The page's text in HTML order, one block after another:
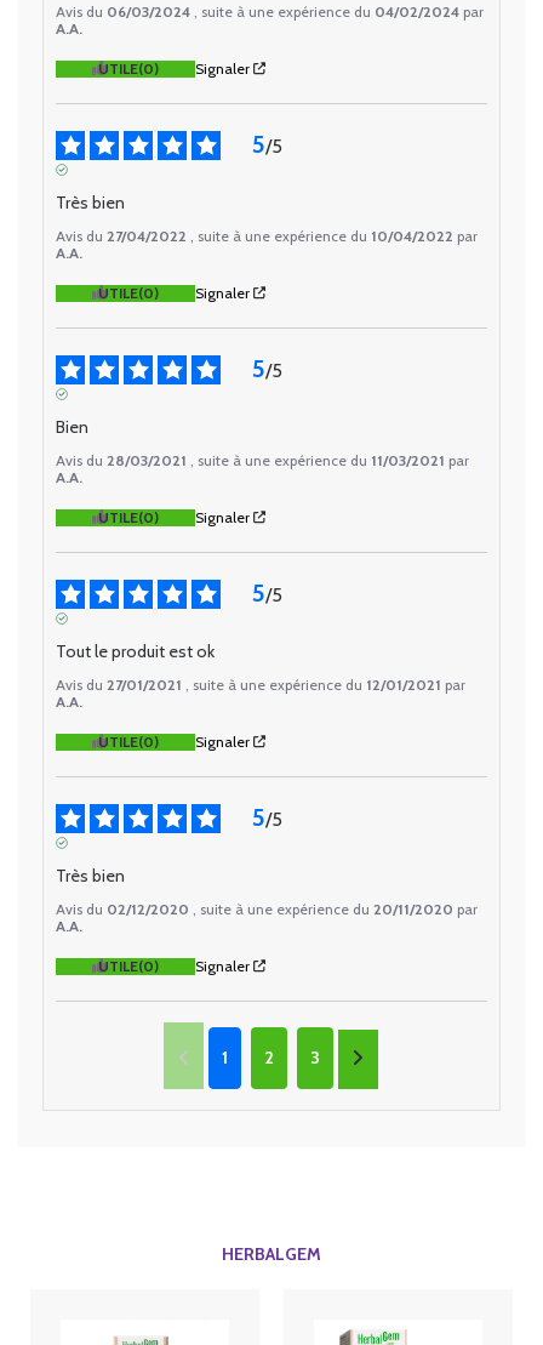
Avis du 06/03/2024 , suite à une expérience du 04/02/2024 par
A.A.
UTILE(0) Signaler
5/5
Très bien
Avis du 27/04/2022 , suite à une expérience du 10/04/2022 par
A.A.
UTILE(0) Signaler
5/5
Bien
Avis du 28/03/2021 , suite à une expérience du 11/03/2021 par
A.A.
UTILE(0) Signaler
5/5
Tout le produit est ok
Avis du 27/01/2021 , suite à une expérience du 12/01/2021 par
A.A.
UTILE(0) Signaler
5/5
Très bien
Avis du 02/12/2020 , suite à une expérience du 20/11/2020 par
A.A.
UTILE(0) Signaler
1 2 3
HERBALGEM